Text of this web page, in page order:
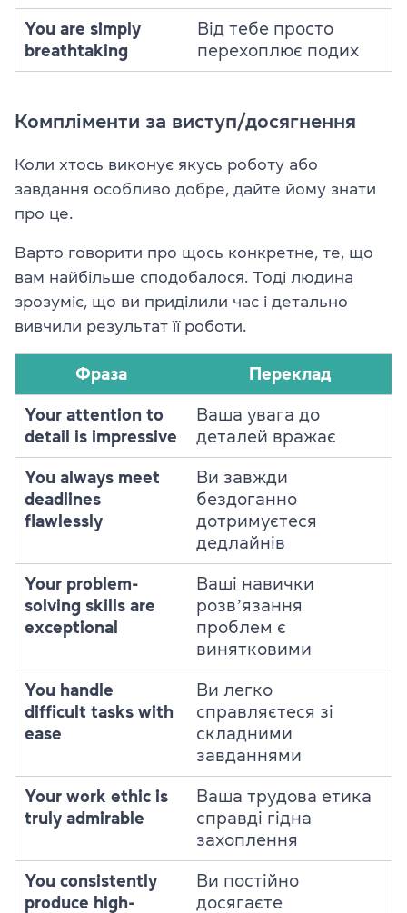
You are simply
breathtaking
Від тебе просто
перехоплює подих
Компліменти за виступ/досягнення
Коли хтось виконує якусь роботу або
завдання особливо добре, дайте йому знати
про це.
Варто говорити про щось конкретне, те, що
вам найбільше сподобалося. Тоді людина
зрозуміє, що ви приділили час і детально
вивчили результат її роботи.
Фраза Переклад
Your attention to
detail is impressive
Ваша увага до
деталей вражає
You always meet
deadlines
flawlessly
Ви завжди
бездоганно
дотримуєтеся
дедлайнів
Your problem-
solving skills are
exceptional
Ваші навички
розвʼязання
проблем є
винятковими
You handle
difficult tasks with
ease
Ви легко
справляєтеся зі
складними
завданнями
Your work ethic is
truly admirable
Ваша трудова етика
справді гідна
захоплення
You consistently
produce high-
Ви постійно
досягаєте